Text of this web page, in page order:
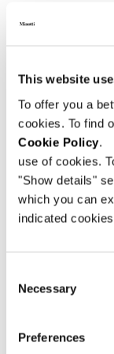
This website
To offer you a
cookies. To find
Cookie Policy.
use of cookies.
"Show details"
which you can
indicated
Selection
Necessary
Preferences
- MDF,
Brown
- MDF,